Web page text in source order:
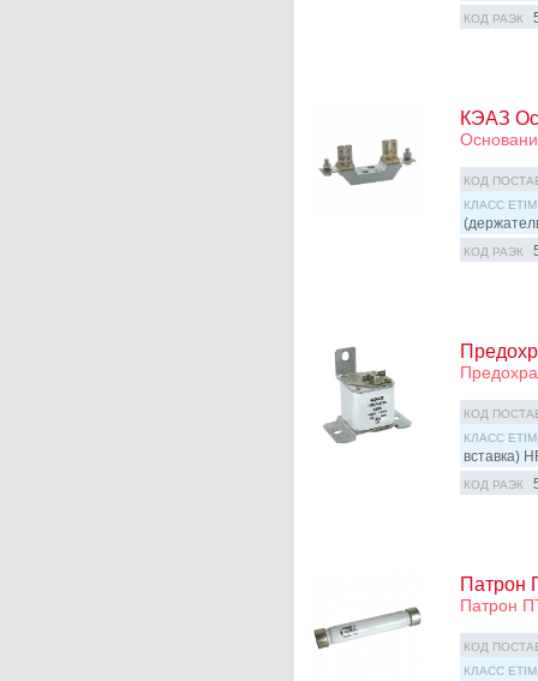
КОД РАЭК
КЭАЗ
КОД
КЛАСС ETIM
КОД РАЭК
КОД
КЛАСС ETIM
вставка)
КОД РАЭК
Патрон
Патрон
КОД
КЛАСС ETIM